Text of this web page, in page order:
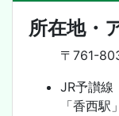
所在地・
〒761-
JR予讃線
「香西